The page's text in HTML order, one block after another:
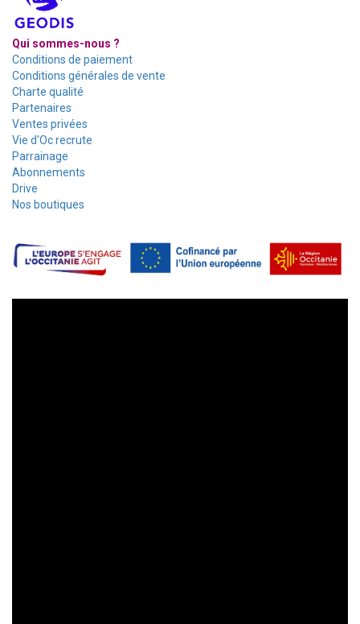
Qui sommes-nous ?
Conditions de paiement
Conditions générales de vente
Charte qualité
Partenaires
Ventes privées
Vie d'Oc recrute
Parrainage
Abonnements
Drive
Nos boutiques